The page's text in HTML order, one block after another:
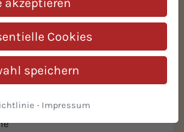
akzeptieren
Cookies
speichern
· Impressum